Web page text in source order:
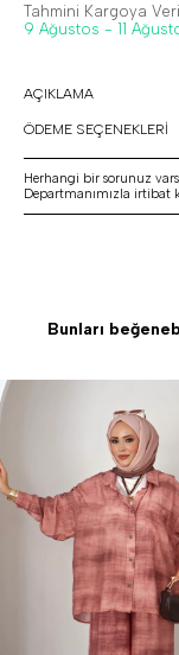
Tahmini Kargoya
9 Ağustos - 11
AÇIKLAMA
ÖDEME SEÇENEKLERİ
Herhangi bir sorunuz
Departmanımızla irtibat
Bunları